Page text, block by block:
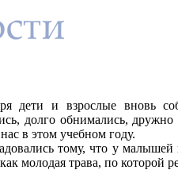
дети и взрослые вновь
долго обнимались,
в этом учебном году.
тому, что у
молодая трава, по которой